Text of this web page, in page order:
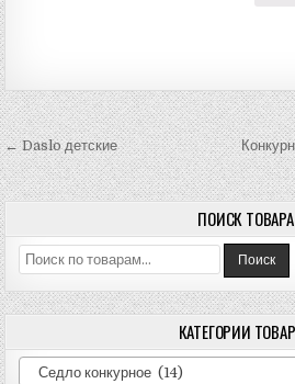
Навигация
по
записям
← Daslo детские
ПОИСК ТОВАРА
Искать: Поиск
КАТЕГОРИИ
Седло конкурное (14)